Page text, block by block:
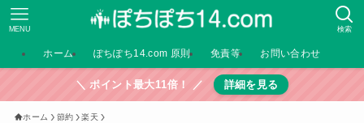
検索
MENU
ホーム ぽちぽち14.com 原則 免責等 お問い合わせ
＼ ポイント最大11倍！ ／ 詳細を見る
ホーム 節約 楽天